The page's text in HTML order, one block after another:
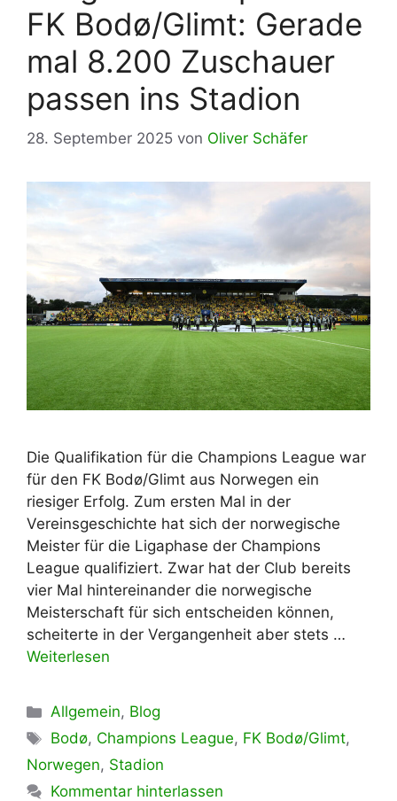
FK Bodø/Glimt: Gerade
mal 8.200 Zuschauer
passen ins Stadion
28. September 2025 von Oliver Schäfer
Die Qualifikation für die Champions League war
für den FK Bodø/Glimt aus Norwegen ein
riesiger Erfolg. Zum ersten Mal in der
Vereinsgeschichte hat sich der norwegische
Meister für die Ligaphase der Champions
League qualifiziert. Zwar hat der Club bereits
vier Mal hintereinander die norwegische
Meisterschaft für sich entscheiden können,
scheiterte in der Vergangenheit aber stets …
Weiterlesen
Kategorien
Allgemein, Blog
Schlagwörter
Bodø, Champions League, FK Bodø/Glimt,
Norwegen, Stadion
Kommentar hinterlassen